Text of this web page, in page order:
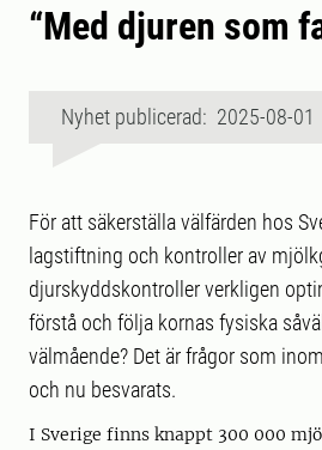
“Med djuren som
Nyhet publicerad: 2025-08-01
För att säkerställa välfärden hos
lagstiftning och kontroller av
djurskyddskontroller verkligen
förstå och följa kornas fysiska
välmående? Det är frågor som
och nu besvarats.
I Sverige finns knappt 300 000